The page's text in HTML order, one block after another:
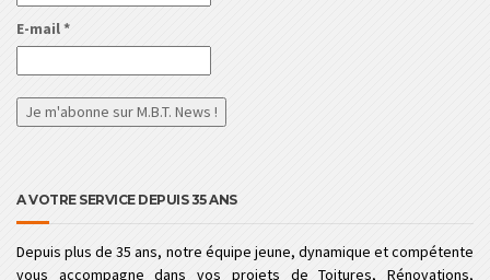
E-mail*
A VOTRE SERVICE DEPUIS 35 ANS
Depuis plus de 35 ans, notre équipe jeune, dynamique et compétente
vous accompagne dans vos projets de Toitures, Rénovations,